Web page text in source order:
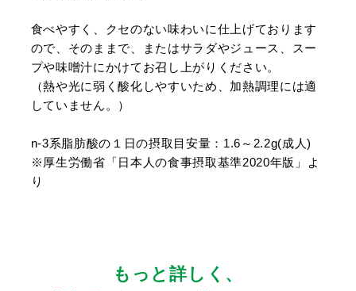
食べやすく、クセのない味わいに仕上げております
ので、そのままで、またはサラダやジュース、スー
プや味噌汁にかけてお召し上がりください。
（熱や光に弱く酸化しやすいため、加熱調理には適
していません。）
n-3系脂肪酸の１日の摂取目安量：1.6～2.2g(成人)
※厚生労働省「日本人の食事摂取基準2020年版」よ
り
もっと詳しく、